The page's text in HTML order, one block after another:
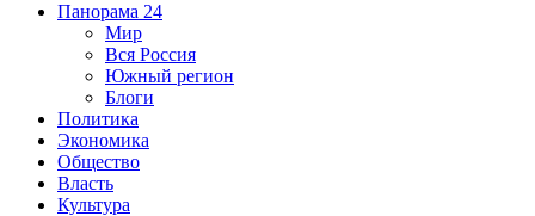
Панорама 24
Мир
Вся Россия
Южный регион
Блоги
Политика
Экономика
Общество
Власть
Культура